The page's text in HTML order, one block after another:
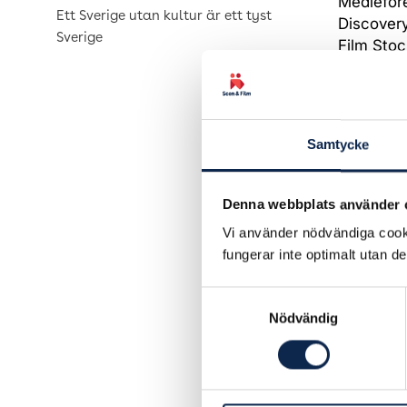
Samtycke
Denna webbplats använder
Vi använder nödvändiga
fungerar inte optimalt utan
Nödvändig
Ett Sverige utan kultur är ett tyst
Sverige
Film
en
direktör
Film